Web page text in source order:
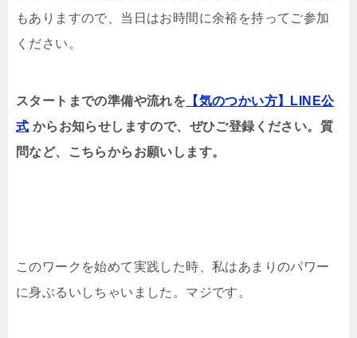
もありますので、当日はお時間に余裕を持ってご参加
ください。
スタートまでの準備や流れを 【気のつかい方】LINE公
式 からお知らせしますので、ぜひご登録ください。質
問など、こちらからお願いします。
このワークを始めて実践した時、私はあまりのパワー
に身ぶるいしちゃいました。マジです。